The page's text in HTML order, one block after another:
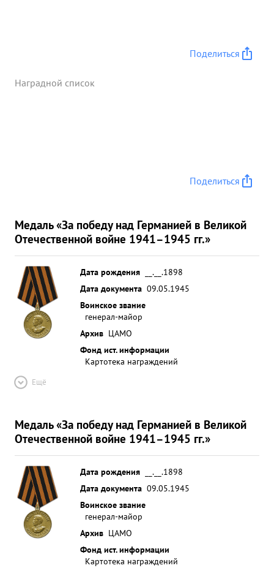
Поделиться
Наградной список
Поделиться
Медаль «За победу над Германией в Великой
Отечественной войне 1941–1945 гг.»
Дата рождения
__.__.1898
Дата документа 09.05.1945
Воинское звание
генерал-майор
Архив ЦАМО
Фонд ист. информации
Картотека награждений
Ещё
Медаль «За победу над Германией в Великой
Отечественной войне 1941–1945 гг.»
Дата рождения
__.__.1898
Дата документа 09.05.1945
Воинское звание
генерал-майор
Архив ЦАМО
Фонд ист. информации
Картотека награждений